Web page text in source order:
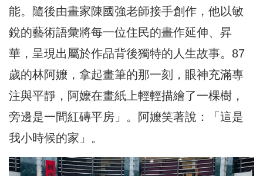
能。隨後由畫家陳國強老師接手創作，他以敏
銳的藝術語彙將每一位住民的畫作延伸、昇
華，呈現出屬於作品背後獨特的人生故事。87
歲的林阿嬤，拿起畫筆的那一刻，眼神充滿專
注與平靜，阿嬤在畫紙上輕輕描繪了一棵樹，
旁邊是一間紅磚平房」。阿嬤笑著說：「這是
我小時候的家」。